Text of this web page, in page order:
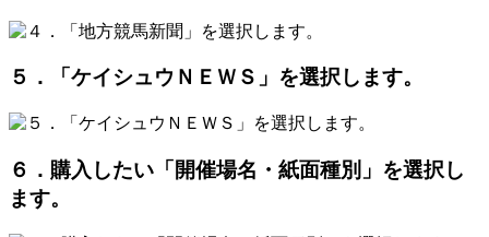
５．「ケイシュウＮＥＷＳ」を選択します。
６．購入したい「開催場名・紙面種別」を選択し
ます。